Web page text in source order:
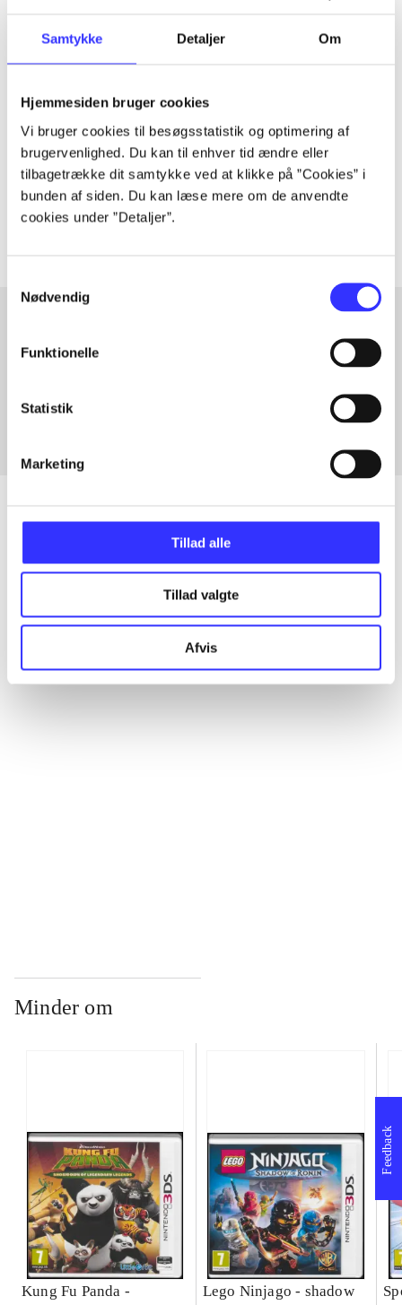
Samtykke Detaljer Om
Hjemmesiden bruger cookies
Vi bruger cookies til besøgsstatistik og optimering af
brugervenlighed. Du kan til enhver tid ændre eller
tilbagetrække dit samtykke ved at klikke på ”Cookies” i
bunden af siden. Du kan læse mere om de anvendte
cookies under ”Detaljer”.
Nødvendig
Funktionelle
Statistik
Marketing
Tillad alle
Tillad valgte
Afvis
Artiklen er en del af
lorem ipsum dolor sit amet ...
Tidsskrift
Artiklerne i handler ofte om
Artikler med samme emner
Artikler
Alle registrerede artikler fordelt på udgivelser
Minder om
Kung Fu Panda -
Lego Ninjago - shadow
Feedback